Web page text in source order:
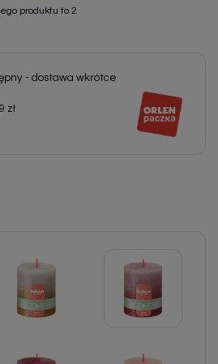
produktu to 2
- dostawa wkrótce
zł